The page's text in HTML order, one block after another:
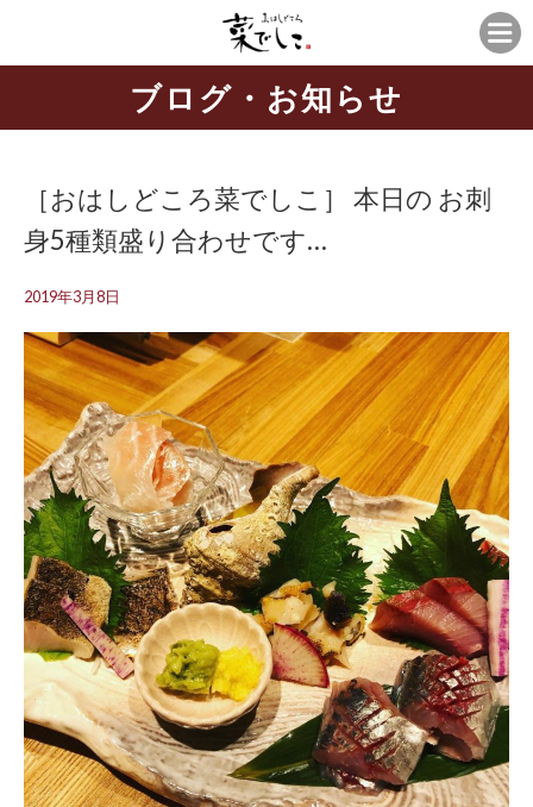
ブログ・お知らせ
［おはしどころ菜でしこ］ 本日の お刺
身5種類盛り合わせです…
2019年3月8日